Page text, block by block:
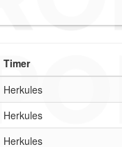
Timer
Herkules
Herkules
Herkules